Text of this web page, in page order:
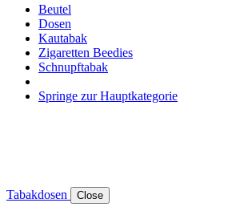
Beutel
Dosen
Kautabak
Zigaretten Beedies
Schnupftabak
Springe zur Hauptkategorie
Tabakdosen Close